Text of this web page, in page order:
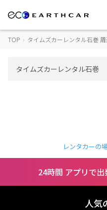
TOP › タイムズカーレンタル石巻
レンタカーの
24時間 アプリで
人気